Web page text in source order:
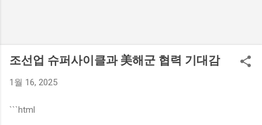
조선업 슈퍼사이클과 美해군 협력 기대감
1월 16, 2025
```html